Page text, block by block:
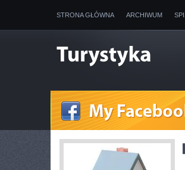
STRONA GŁÓWNA ARCHIWUM